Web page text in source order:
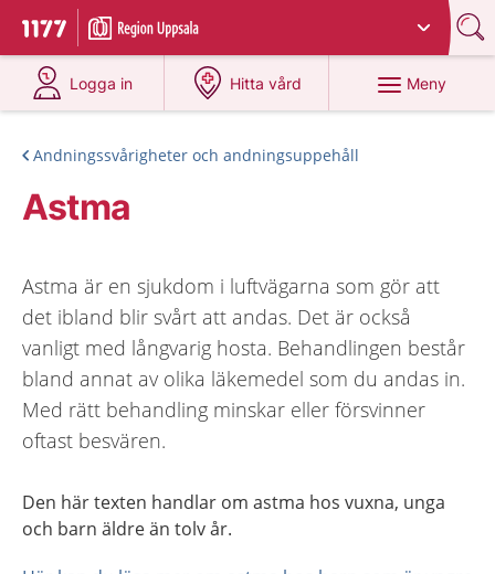
Till startsidan för 1177
Du har valt region
Logga in
på 1177.se
Hitta vård
på 1177.se
Meny
Andningssvårigheter och andningsuppehåll
Astma
Astma är en sjukdom i luftvägarna som gör att
det ibland blir svårt att andas. Det är också
vanligt med långvarig hosta. Behandlingen består
bland annat av olika läkemedel som du andas in.
Med rätt behandling minskar eller försvinner
oftast besvären.
Den här texten handlar om astma hos vuxna, unga
och barn äldre än tolv år.